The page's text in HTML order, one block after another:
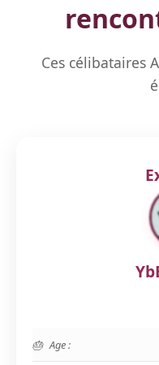
Ces célibataires
Age :